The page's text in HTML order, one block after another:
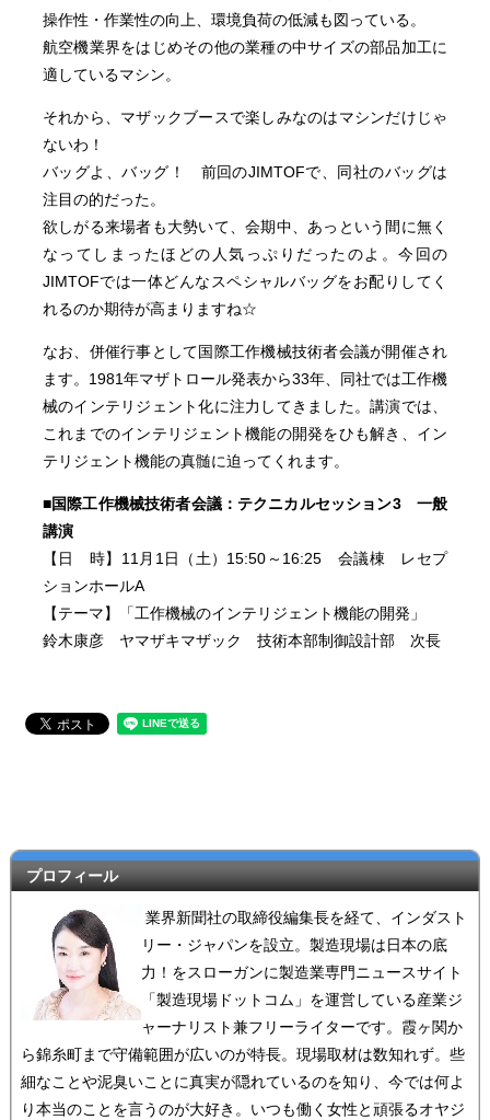
操作性・作業性の向上、環境負荷の低減も図っている。
航空機業界をはじめその他の業種の中サイズの部品加工に
適しているマシン。
それから、マザックブースで楽しみなのはマシンだけじゃ
ないわ！
バッグよ、バッグ！ 前回のJIMTOFで、同社のバッグは
注目の的だった。
欲しがる来場者も大勢いて、会期中、あっという間に無く
なってしまったほどの人気っぷりだったのよ。今回の
JIMTOFでは一体どんなスペシャルバッグをお配りしてく
れるのか期待が高まりますね☆
なお、併催行事として国際工作機械技術者会議が開催され
ます。1981年マザトロール発表から33年、同社では工作機
械のインテリジェント化に注力してきました。講演では、
これまでのインテリジェント機能の開発をひも解き、イン
テリジェント機能の真髄に迫ってくれます。
■国際工作機械技術者会議：テクニカルセッション3 一般
講演
【日 時】11月1日（土）15:50～16:25 会議棟 レセプ
ションホールA
【テーマ】「工作機械のインテリジェント機能の開発」
鈴木康彦 ヤマザキマザック 技術本部制御設計部 次長
プロフィール
業界新聞社の取締役編集長を経て、インダスト
リー・ジャパンを設立。製造現場は日本の底
力！をスローガンに製造業専門ニュースサイト
「製造現場ドットコム」を運営している産業ジ
ャーナリスト兼フリーライターです。霞ヶ関か
ら錦糸町まで守備範囲が広いのが特長。現場取材は数知れず。些
細なことや泥臭いことに真実が隠れているのを知り、今では何よ
り本当のことを言うのが大好き。いつも働く女性と頑張るオヤジ